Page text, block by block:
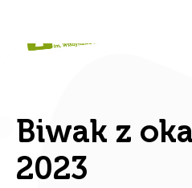
Biwak z
2023